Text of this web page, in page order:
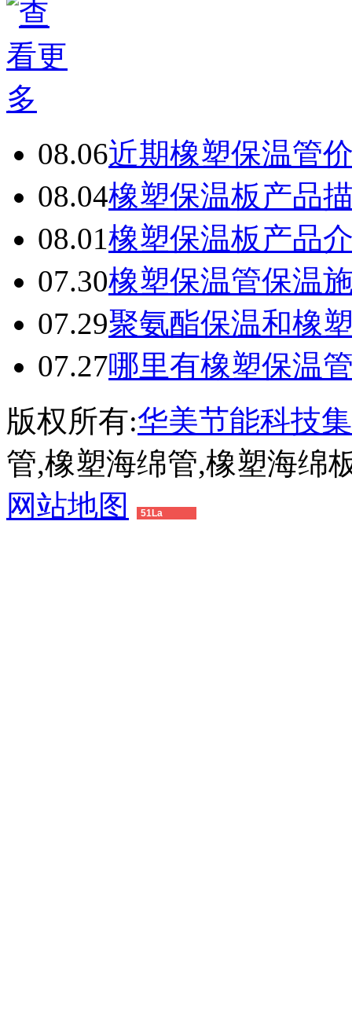
08.06近期橡塑保温管
08.04橡塑保温板产品
08.01橡塑保温板产品
07.30橡塑保温管保温
07.29聚氨酯保温和橡
07.27哪里有橡塑保温
版权所有:华美节能科技
管,橡塑海绵管,橡塑海绵
网站地图
51La